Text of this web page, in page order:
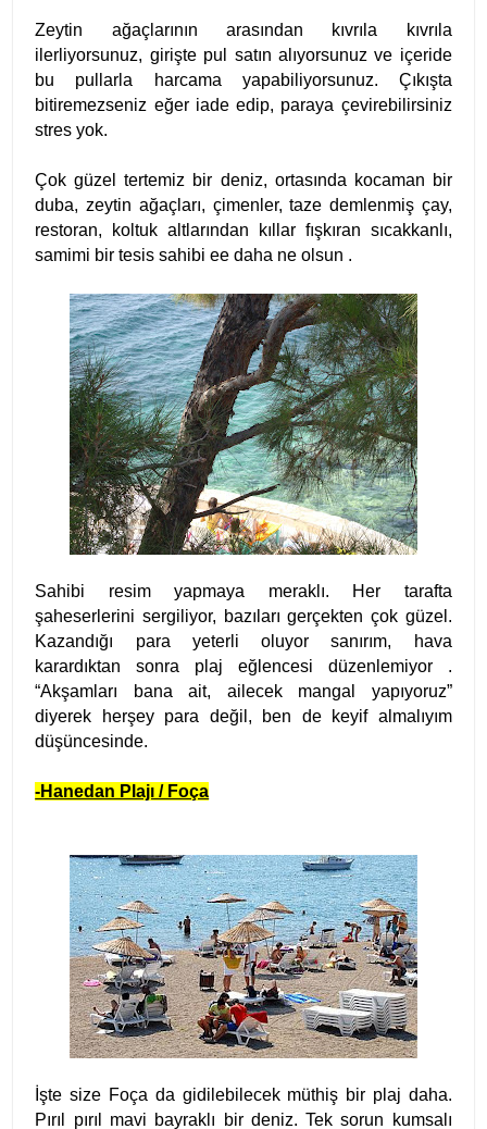
Zeytin ağaçlarının arasından kıvrıla kıvrıla
ilerliyorsunuz, girişte pul satın alıyorsunuz ve içeride
bu pullarla harcama yapabiliyorsunuz. Çıkışta
bitiremezseniz eğer iade edip, paraya çevirebilirsiniz
stres yok.
Çok güzel tertemiz bir deniz, ortasında kocaman bir
duba, zeytin ağaçları, çimenler, taze demlenmiş çay,
restoran, koltuk altlarından kıllar fışkıran sıcakkanlı,
samimi bir tesis sahibi ee daha ne olsun .
Sahibi resim yapmaya meraklı. Her tarafta
şaheserlerini sergiliyor, bazıları gerçekten çok güzel.
Kazandığı para yeterli oluyor sanırım, hava
karardıktan sonra plaj eğlencesi düzenlemiyor .
“Akşamları bana ait, ailecek mangal yapıyoruz”
diyerek herşey para değil, ben de keyif almalıyım
düşüncesinde.
-Hanedan Plajı / Foça
İşte size Foça da gidilebilecek müthiş bir plaj daha.
Pırıl pırıl mavi bayraklı bir deniz. Tek sorun kumsalı